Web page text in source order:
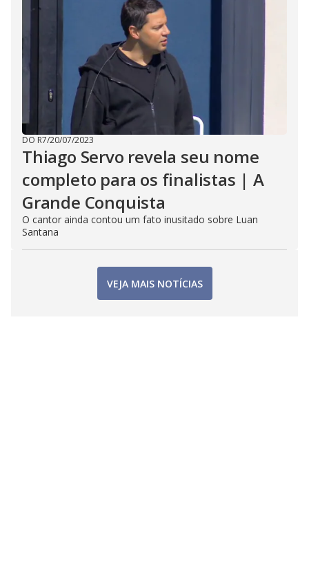
DO R7/20/07/2023
Thiago Servo revela seu nome
completo para os finalistas | A
Grande Conquista
O cantor ainda contou um fato inusitado sobre Luan
Santana
VEJA MAIS NOTÍCIAS